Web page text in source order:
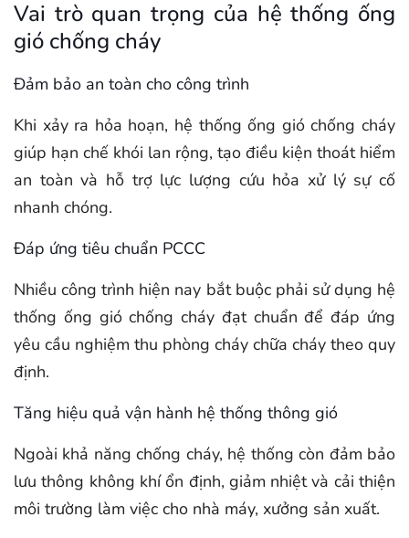
Vai trò quan trọng của hệ thống ống
gió chống cháy
Đảm bảo an toàn cho công trình
Khi xảy ra hỏa hoạn, hệ thống ống gió chống cháy
giúp hạn chế khói lan rộng, tạo điều kiện thoát hiểm
an toàn và hỗ trợ lực lượng cứu hỏa xử lý sự cố
nhanh chóng.
Đáp ứng tiêu chuẩn PCCC
Nhiều công trình hiện nay bắt buộc phải sử dụng hệ
thống ống gió chống cháy đạt chuẩn để đáp ứng
yêu cầu nghiệm thu phòng cháy chữa cháy theo quy
định.
Tăng hiệu quả vận hành hệ thống thông gió
Ngoài khả năng chống cháy, hệ thống còn đảm bảo
lưu thông không khí ổn định, giảm nhiệt và cải thiện
môi trường làm việc cho nhà máy, xưởng sản xuất.